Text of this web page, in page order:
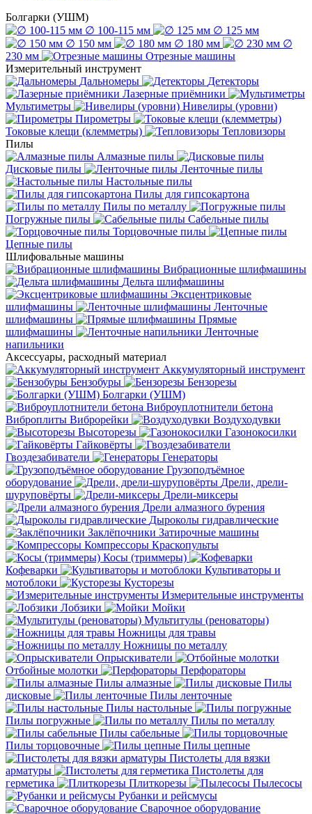
Болгарки (УШМ)
∅ 100-115 мм
∅ 125 мм
∅ 150 мм
∅ 180 мм
∅
230 мм
Отрезные машины
Измерительный инструмент
Дальномеры
Детекторы
Лазерные приёмники
Мультиметры
Нивелиры (уровни)
Пирометры
Токовые клещи (клемметры)
Тепловизоры
Пилы
Алмазные пилы
Дисковые пилы
Ленточные пилы
Настольные пилы
Пилы для гипсокартона
Пилы по металлу
Погружные пилы
Сабельные пилы
Торцовочные пилы
Цепные пилы
Шлифовальные машины
Вибрационные шлифмашины
Дельта шлифмашины
Эксцентриковые
шлифмашины
Ленточные
шлифмашины
Прямые
шлифмашины
Ленточные
напильники
Аксессуары, расходный материал
Аккумуляторный инструмент
Бензобуры
Бензорезы
Болгарки (УШМ)
Виброуплотнители бетона
Виброплиты Виброрейки
Воздуходувки
Высоторезы
Газонокосилки
Гайковёрты
Гвоздезабиватели
Генераторы
Грузоподъёмное
оборудование
Дрели, дрели-
шуруповёрты
Дрели-миксеры
Дрели алмазного бурения
Дыроколы гидравлические
Заклёпочники Затирочные машины
Компрессоры Краскопульты
Косы (триммеры)
Кофеварки
Культиваторы и
мотоблоки
Кусторезы
Измерительные инструменты
Лобзики
Мойки
Мультитулы (реноваторы)
Ножницы для травы
Ножницы по металлу
Опрыскиватели
Отбойные молотки
Перфораторы
Пилы алмазные
Пилы
дисковые
Пилы ленточные
Пилы настольные
Пилы погружные
Пилы по металлу
Пилы сабельные
Пилы торцовочные
Пилы цепные
Пистолеты для вязки
арматуры
Пистолеты для
герметика
Плиткорезы
Пылесосы
Рубанки и рейсмусы
Сварочное оборудование